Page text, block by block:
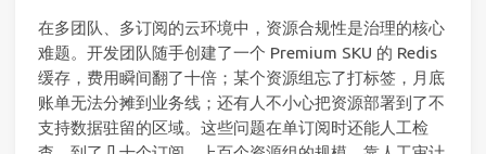
在多团队、多订阅的云环境中，资源合规性是治理的核心
难题。开发团队随手创建了一个 Premium SKU 的 Redis
缓存，费用瞬间翻了十倍；某个资源组忘了打标签，月底
账单无法分摊到业务线；还有人不小心把资源部署到了不
支持数据驻留的区域。这些问题在单订阅时还能人工检